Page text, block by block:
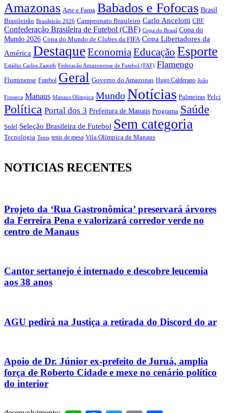
Amazonas Arte e Fama Babados e Fofocas Brasil
Brasileirão Brasileirão 2026 Campeonato Brasileiro Carlo Ancelotti CBF
Confederação Brasileira de Futebol (CBF) Copa do Brasil Copa do
Mundo 2026 Copa do Mundo de Clubes da FIFA Copa Libertadores da
América Destaque EconomiaEducação Esporte
Estádio Carlos Zamith Federação Amazonense de Futebol (FAF) Flamengo
Fluminense Futebol Geral Governo do Amazonas Hugo Calderano João
Fonseca Manaus Manaus Olímpica MundoNotícias Palmeiras Pelci
Política Portal dos 3 Prefeitura de Manaus Programa Saúde
Sedel Seleção Brasileira de Futebol Sem categoria
Tecnologia Tenis tenis de mesa Vila Olímpica de Manaus
NOTICIAS RECENTES
Projeto da ‘Rua Gastronômica’ preservará árvores
da Ferreira Pena e valorizará corredor verde no
centro de Manaus
Cantor sertanejo é internado e descobre leucemia
aos 38 anos
AGU pedirá na Justiça a retirada do Discord do ar
Apoio de Dr. Júnior ex-prefeito de Juruá, amplia
força de Roberto Cidade e mexe no cenário político
do interior